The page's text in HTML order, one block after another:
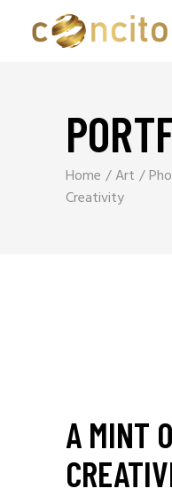
Home Art
Creativity
A MINT